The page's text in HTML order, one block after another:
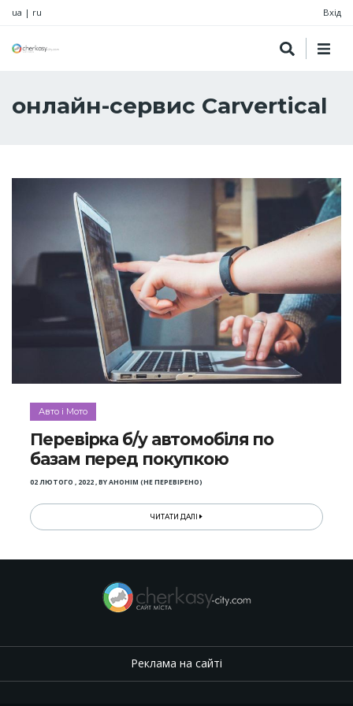
ua | ru Вхід
онлайн-сервис Carvertical
Авто і Мото
Перевірка б/у автомобіля по
базам перед покупкою
02 ЛЮТОГО , 2022,BYАНОНІМ (НЕ ПЕРЕВІРЕНО)
ЧИТАТИ ДАЛІ
Реклама на сайті